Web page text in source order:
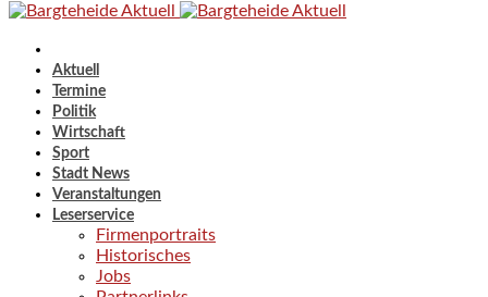
Aktuell
Termine
Politik
Wirtschaft
Sport
Stadt News
Veranstaltungen
Leserservice
Firmenportraits
Historisches
Jobs